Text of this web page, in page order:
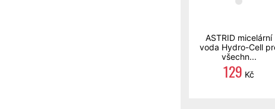
ASTRID micelární
voda Hydro-Cell
všechn...
129 Kč